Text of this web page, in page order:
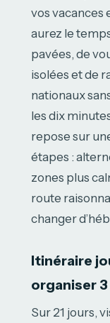
vos vacances
aurez le
pavées, de
isolées et de
nationaux
les dix
repose sur
étapes :
zones plus
route
changer
Itinéraire
organiser
Sur 21 jours,